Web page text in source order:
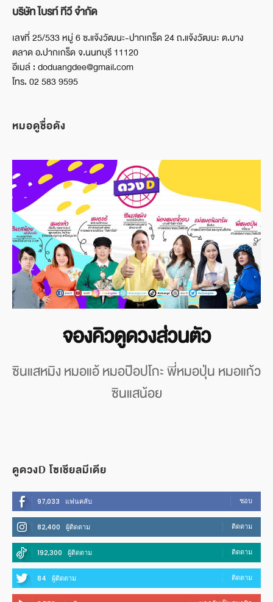
บริษัท ไบรท์ ทีวี จำกัด
เลขที่ 25/533 หมู่ 6 ซ.แจ้งวัฒนะ-ปากเกร็ด 24 ถ.แจ้งวัฒนะ ต.บาง
ตลาด อ.ปากเกร็ด จ.นนทบุรี 11120
อีเมล์ : doduangdee@gmail.com
โทร. 02 583 9595
หมอดูชื่อดัง
จองคิวดูดวงส่วนตัว
ซินแสหมิง หมอแอ้ หมอป๊อปโกะ พี่หมอปุ่น หมอแก้ว
ซินแสน้อย
ดูดวงD โซเชียลมีเดีย
97,033 แฟนคลับ ชอบ
82,400 ผู้ติดตาม ติดตาม
192,300 ผู้ติดตาม ติดตาม
84 ผู้ติดตาม ติดตาม